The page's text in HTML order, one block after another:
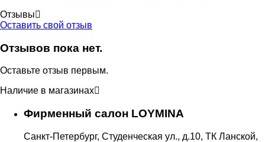
Отзывы
Оставить свой отзыв
Отзывов пока нет.
Оставьте отзыв первым.
Наличие в магазинах
Фирменный салон LOYMINA
Санкт-Петербург, Студенческая ул., д.10, ТК Ланской,